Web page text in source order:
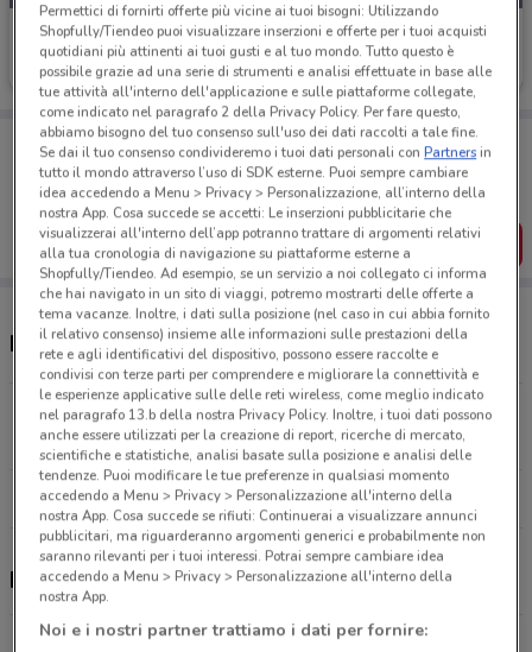
Parafarmacia Conad
Scade il 03/09 14.2 km
Porta DoveConviene sempre con te!
Puoi trovare le migliori offerte dei negozi vicino a te,
salvarle e creare la tua lista del risparmio, comodamente
dal tuo cellulare.
SCARICA L’APP
Negozi Parafarmacia Conad a Corato
Contrada Barba d'angelo Ss170 Andria
14.2 km
CHIUSO
Tutti i negozi Parafarmacia Conad
Parafarmacia Conad, offerte e negozi
Permettici di fornirti offerte più vicine ai tuoi bisogni: Utilizzando
Shopfully/Tiendeo puoi visualizzare inserzioni e offerte per i tuoi acquisti
quotidiani più attinenti ai tuoi gusti e al tuo mondo. Tutto questo è
possibile grazie ad una serie di strumenti e analisi effettuate in base alle
tue attività all'interno dell'applicazione e sulle piattaforme collegate,
come indicato nel paragrafo 2 della Privacy Policy. Per fare questo,
abbiamo bisogno del tuo consenso sull'uso dei dati raccolti a tale fine.
Se dai il tuo consenso condivideremo i tuoi dati personali conPartnersin
tutto il mondo attraverso l’uso di SDK esterne. Puoi sempre cambiare
idea accedendo a Menu > Privacy > Personalizzazione, all’interno della
nostra App. Cosa succede se accetti: Le inserzioni pubblicitarie che
visualizzerai all'interno dell’app potranno trattare di argomenti relativi
alla tua cronologia di navigazione su piattaforme esterne a
Shopfully/Tiendeo. Ad esempio, se un servizio a noi collegato ci informa
che hai navigato in un sito di viaggi, potremo mostrarti delle offerte a
tema vacanze. Inoltre, i dati sulla posizione (nel caso in cui abbia fornito
il relativo consenso) insieme alle informazioni sulle prestazioni della
rete e agli identificativi del dispositivo, possono essere raccolte e
condivisi con terze parti per comprendere e migliorare la connettività e
le esperienze applicative sulle delle reti wireless, come meglio indicato
nel paragrafo 13.b della nostra Privacy Policy. Inoltre, i tuoi dati possono
anche essere utilizzati per la creazione di report, ricerche di mercato,
scientifiche e statistiche, analisi basate sulla posizione e analisi delle
tendenze. Puoi modificare le tue preferenze in qualsiasi momento
accedendo a Menu > Privacy > Personalizzazione all'interno della
nostra App. Cosa succede se rifiuti: Continuerai a visualizzare annunci
pubblicitari, ma riguarderanno argomenti generici e probabilmente non
saranno rilevanti per i tuoi interessi. Potrai sempre cambiare idea
accedendo a Menu > Privacy > Personalizzazione all'interno della
nostra App.
Noi e i nostri partner trattiamo i dati per fornire: